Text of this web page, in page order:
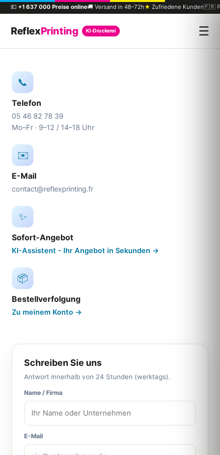
💶 +1 637 000 Preise online🚚 Versand in 48–72h★ Zufriedene Kunden🇫🇷
ReflexPrinting KI-Druckerei ☰
📞
Telefon
05 46 82 78 39
Mo–Fr · 9–12 / 14–18 Uhr
✉️
E-Mail
contact@reflexprinting.fr
✨
Sofort-Angebot
KI-Assistent - Ihr Angebot in Sekunden →
📦
Bestellverfolgung
Zu meinem Konto →
Schreiben Sie uns
Antwort innerhalb von 24 Stunden (werktags).
Name / Firma
E-Mail